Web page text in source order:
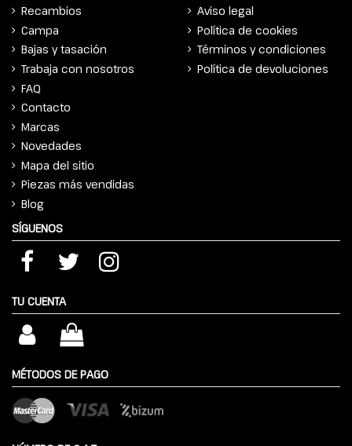
Recambios
Campa
Bajas y tasación
Trabaja con nosotros
FAQ
Contacto
Marcas
Novedades
Mapa del sitio
Piezas más vendidas
Blog
Aviso legal
Política de cookies
Términos y condiciones
Política de devoluciones
SÍGUENOS
TU CUENTA
MÉTODOS DE PAGO